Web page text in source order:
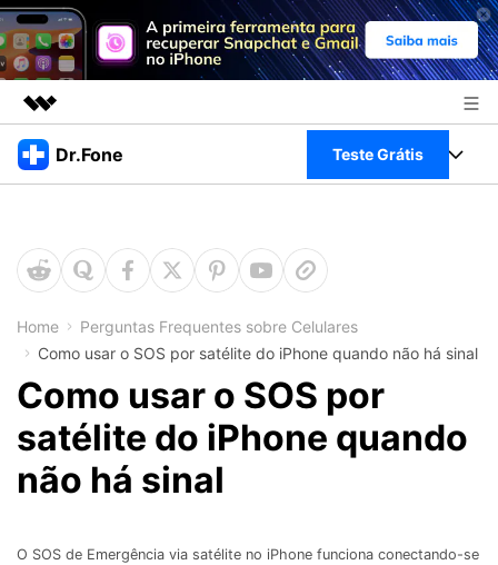
Produtos em destaque
Visão geral
Soluções
Sobre nós
Sala de imprensa
Dr.Fone Teste Grátis
Veja Toolkit Completo >
Productos
Para PC
Para Celular
Online
Guia & Suporte
Ações rápidas
Dicas
Centro de Ajuda
Recursos
Transferir Dados
Reparar Celular
Entrar
Home
Perguntas Frequentes sobre Celulares
Como usar o SOS por satélite do iPhone quando não há sinal
Como usar o SOS por
satélite do iPhone quando
não há sinal
O SOS de Emergência via satélite no iPhone funciona conectando-se